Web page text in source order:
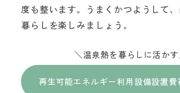
度も整います。うまくかつようして
暮らしを楽しみましょう。
＼温泉熱を暮らしに活かす
再生可能エネルギー利用設備設置費